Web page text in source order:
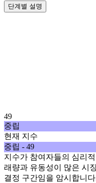
단계별 설명
49
중립
현재 지수
중립 - 49
지수가 참여자들의 심리
래량과 유동성이 많은 시
결정 구간임을 암시합니